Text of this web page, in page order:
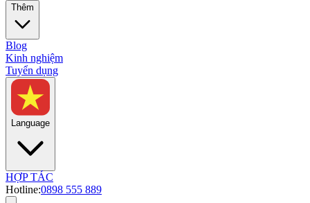
Thêm
Blog
Kinh nghiệm
Tuyển dụng
Language
HỢP TÁC
Hotline:0898 555 889